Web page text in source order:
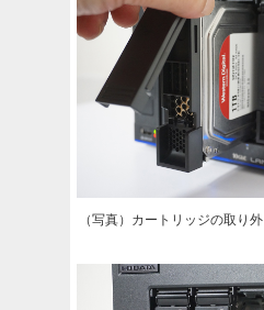
（写真）カートリッジの取り外